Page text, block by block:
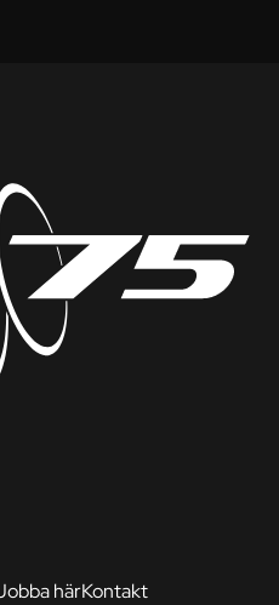
härKontakt